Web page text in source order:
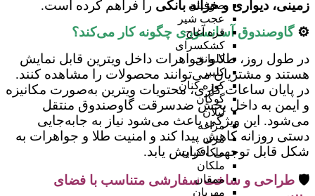
صوفیان
عجب شیر
قره آغاج
کشکسرای
کلوانق
کلیبر
کوزه کنان
گوگان
لیلان
مراغه
مرند
ملک کیان
ملکان
ممقان
مهربان
زمینی، دیواری و خزانه بانکی را فراهم کرده است.
⚙️گاوصندوق آسانسوری چگونه کار می‌کند؟
در طول روز، طلا و جواهرات داخل ویترین قابل نمایش
هستند و مشتریان می‌توانند محصولات را مشاهده کنند.
در پایان ساعات کاری، محتویات ویترین به‌صورت مکانیزه
و ایمن به داخل بخش ضدسرقت گاوصندوق منتقل
می‌شود. این ویژگی باعث می‌شود نیاز به جابه‌جایی
دستی روزانه کاهش پیدا کند و امنیت طلا و جواهرات به
شکل قابل توجهی افزایش یابد.
🛡️ طراحی و ساخت سفارشی متناسب با فضای